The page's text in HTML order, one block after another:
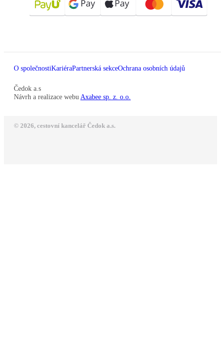
O společnostiKariéraPartnerská sekceOchrana osobních údajů
Čedok a.s
Návrh a realizace webu Axabee sp. z. o.o.
© 2026, cestovní kancelář Čedok a.s.